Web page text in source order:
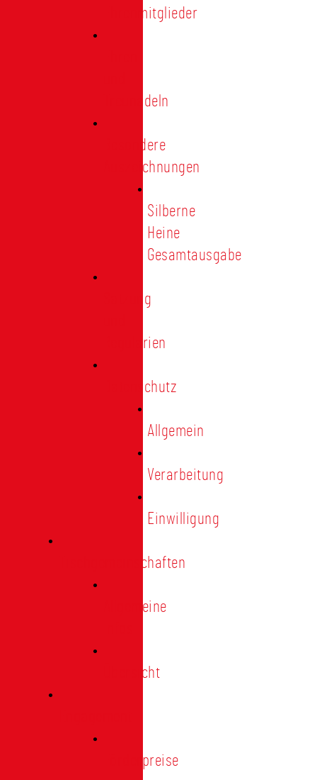
Ehrenmitglieder
Treunadeln
Besondere
Auszeichnungen
Silberne
Heine
Gesamtausgabe
Satzung
Regularien
Datenschutz
Allgemein
Verarbeitung
Einwilligung
Tischgemeinschaften
Allgemeine
Übersicht
Förderpreise